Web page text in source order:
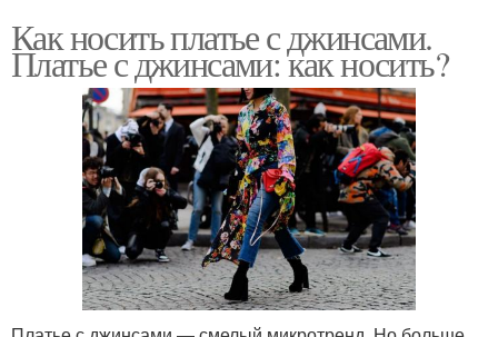
Как носить платье с джинсами.
Платье с джинсами: как носить?